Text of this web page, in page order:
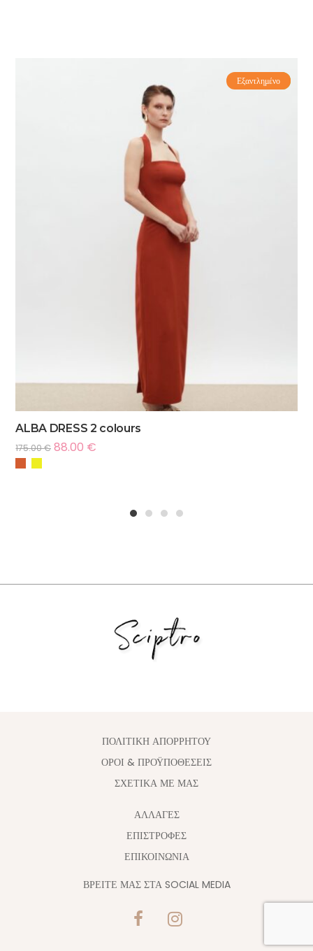
-50%
Εξαντλημένο
ALBA DRESS 2 colours
175.00€ 88.00 €
ΠΟΛΙΤΙΚΗ ΑΠΟΡΡΗΤΟΥ
ΟΡΟΙ & ΠΡΟΫΠΟΘΕΣΕΙΣ
ΣΧΕΤΙΚΑ ΜΕ ΜΑΣ
ΑΛΛΑΓΈΣ
ΕΠΙΣΤΡΟΦΕΣ
ΕΠΙΚΟΙΝΩΝΙΑ
ΒΡΕΙΤΕ ΜΑΣ ΣΤΑ SOCIAL MEDIA